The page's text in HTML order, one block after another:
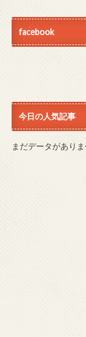
facebook
今日の人気記事
まだデータがありま